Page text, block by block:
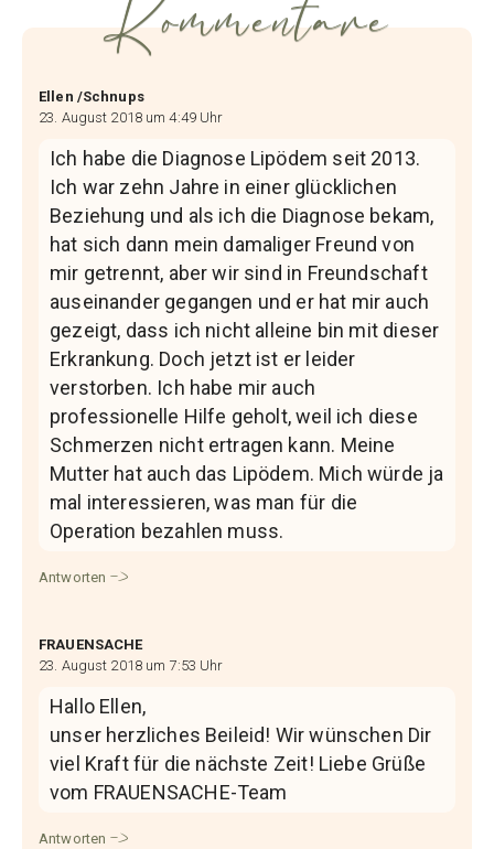
Kommentare
Ellen /Schnups
23. August 2018 um 4:49 Uhr
Ich habe die Diagnose Lipödem seit 2013.
Ich war zehn Jahre in einer glücklichen
Beziehung und als ich die Diagnose bekam,
hat sich dann mein damaliger Freund von
mir getrennt, aber wir sind in Freundschaft
auseinander gegangen und er hat mir auch
gezeigt, dass ich nicht alleine bin mit dieser
Erkrankung. Doch jetzt ist er leider
verstorben. Ich habe mir auch
professionelle Hilfe geholt, weil ich diese
Schmerzen nicht ertragen kann. Meine
Mutter hat auch das Lipödem. Mich würde ja
mal interessieren, was man für die
Operation bezahlen muss.
Antworten
FRAUENSACHE
23. August 2018 um 7:53 Uhr
Hallo Ellen,
unser herzliches Beileid! Wir wünschen Dir
viel Kraft für die nächste Zeit! Liebe Grüße
vom FRAUENSACHE-Team
Antworten